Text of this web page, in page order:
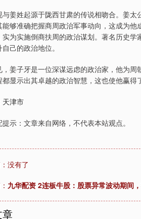
与姜姓起源于陇西甘肃的传说相吻合。姜
能够准确把握商周政治军事动向，这成为
实为实施倒商扶周的政治谋划。著名历史
己的政治地位。
，姜子牙是一位深谋远虑的政治家，他为
显示出其卓越的政治智慧，这也使他赢得
天津市
示：文章来自网络，不代表本站观点。
没有了
九华配资 2连板牛股：股票异常波动期间